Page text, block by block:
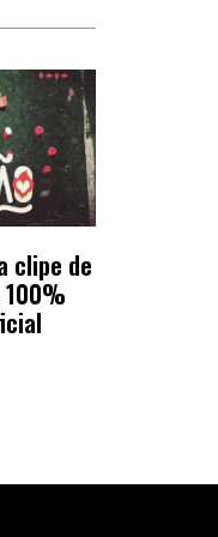
clipe de